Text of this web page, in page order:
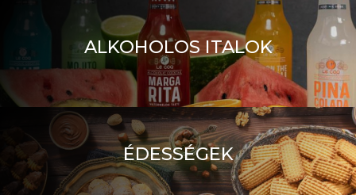
ALKOHOLOS ITALOK
ÉDESSÉGEK